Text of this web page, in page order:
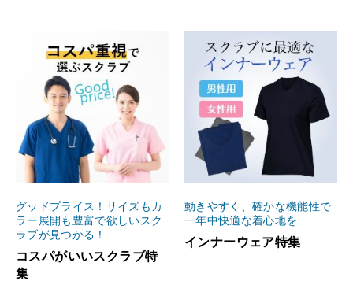
グッドプライス！サイズもカ
ラー展開も豊富で欲しいスク
ラブが見つかる！
コスパがいいスクラブ特
集
動きやすく、確かな機能性で
一年中快適な着心地を
インナーウェア特集